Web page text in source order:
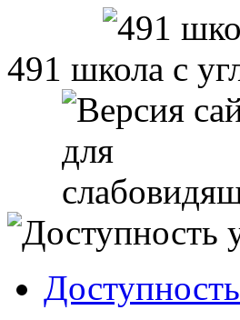
491 школа с